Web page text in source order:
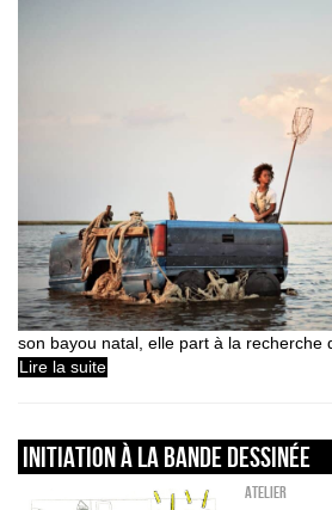
son bayou natal, elle part à la recherche
Lire la suite
INITIATION À LA BANDE DESSINÉE
Atelier